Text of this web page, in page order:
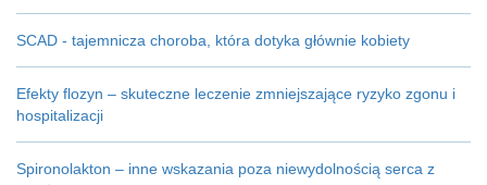
SCAD - tajemnicza choroba, która dotyka głównie kobiety
Efekty flozyn ‒ skuteczne leczenie zmniejszające ryzyko zgonu i
hospitalizacji
Spironolakton – inne wskazania poza niewydolnością serca z